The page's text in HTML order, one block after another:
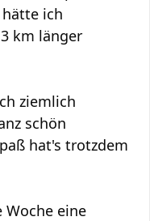
ich
km länger
ziemlich
schön
hat's trotzdem
Woche eine